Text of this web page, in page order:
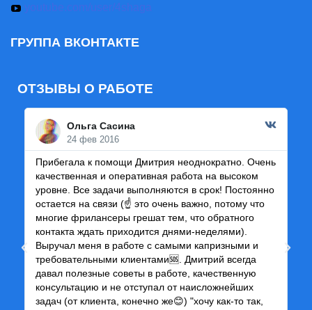
youtube.com/user/4shaga
ГРУППА ВКОНТАКТЕ
ОТЗЫВЫ О РАБОТЕ
Ольга Сасина
24 фев 2016
Прибегала к помощи Дмитрия неоднократно. Очень
качественная и оперативная работа на высоком
уровне. Все задачи выполняются в срок! Постоянно
остается на связи (☝ это очень важно, потому что
многие фрилансеры грешат тем, что обратного
контакта ждать приходится днями-неделями).
Выручал меня в работе с самыми капризными и
требовательными клиентами🆘. Дмитрий всегда
давал полезные советы в работе, качественную
консультацию и не отступал от наисложнейших
задач (от клиента, конечно же😊) "хочу как-то так,